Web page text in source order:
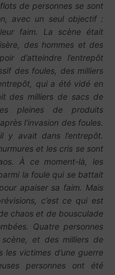
de personnes se sont
avec un seul objectif :
faim. La scène était
des hommes et des
d’atteindre l’entrepôt
des foules, des milliers
qui a été vidé en
des milliers de sacs de
pleines de produits
l’invasion des foules.
y avait dans l’entrepôt.
et les cris se sont
À ce moment-là, les
la foule qui se battait
apaiser sa faim. Mais
c’est ce qui est
chaos et de bousculade
Quatre personnes
et des milliers de
les victimes d’une guerre
personnes ont été